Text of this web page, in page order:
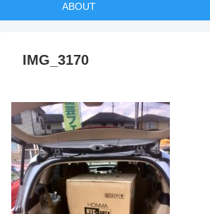
ABOUT
IMG_3170